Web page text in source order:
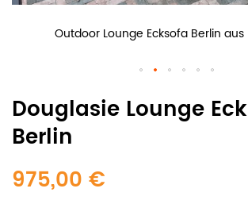
Douglasie Lounge
Berlin
975,00 €
Outdoor Lounge Ecksofa Berlin aus